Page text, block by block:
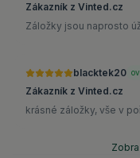
Zákazník z Vinted.cz
Záložky jsou naprosto
blacktek20
Zákazník z Vinted.cz
krásné záložky, vše v